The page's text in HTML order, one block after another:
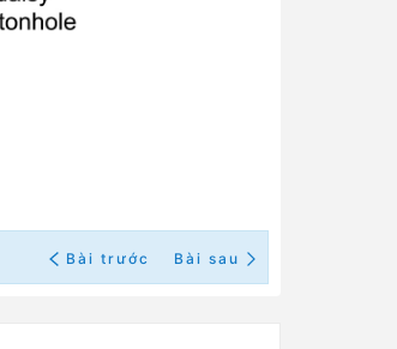
Bài trước Bài sau